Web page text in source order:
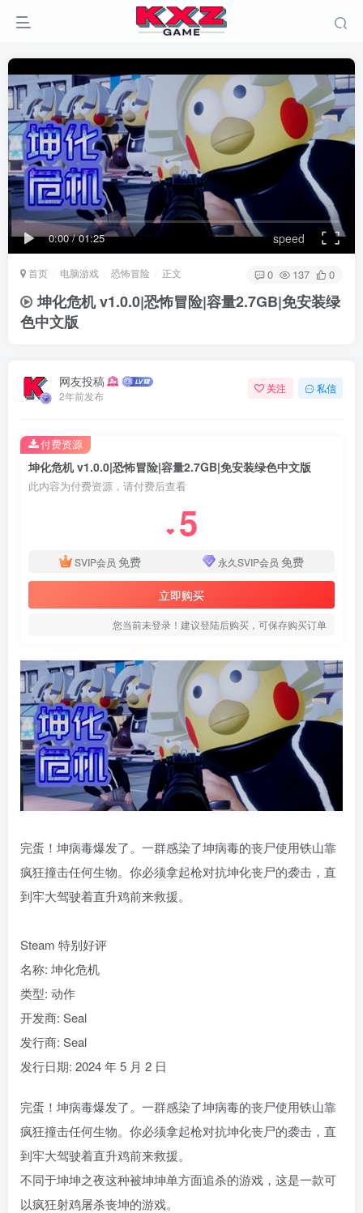
0:00/01:25 speed
首页 电脑游戏 恐怖冒险 正文 0 137 0
坤化危机 v1.0.0|恐怖冒险|容量2.7GB|免安装绿
色中文版
网友投稿
2年前发布
关注 私信
坤化危机 v1.0.0|恐怖冒险|容量2.7GB|免安装绿色中文版
此内容为付费资源，请付费后查看
❤ 5
SVIP会员 免费 永久SVIP会员 免费
立即购买
您当前未登录！建议登陆后购买，可保存购买订单
付费资源
完蛋！坤病毒爆发了。一群感染了坤病毒的丧尸使用铁山靠
疯狂撞击任何生物。你必须拿起枪对抗坤化丧尸的袭击，直
到牢大驾驶着直升鸡前来救援。
Steam 特别好评
名称: 坤化危机
类型: 动作
开发商: Seal
发行商: Seal
发行日期: 2024 年 5 月 2 日
完蛋！坤病毒爆发了。一群感染了坤病毒的丧尸使用铁山靠
疯狂撞击任何生物。你必须拿起枪对抗坤化丧尸的袭击，直
到牢大驾驶着直升鸡前来救援。
不同于坤坤之夜这种被坤坤单方面追杀的游戏，这是一款可
以疯狂射鸡屠杀丧坤的游戏。